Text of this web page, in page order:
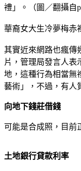
禮」。（圖／翻攝自
華裔女大生冷夢梅赤
其實近來網路也瘋傳
片，管理局發言人表
地，這種行為相當無
藝術」，不過，有人
向地下錢莊借錢
可能是合成照，目前
土地銀行貸款利率